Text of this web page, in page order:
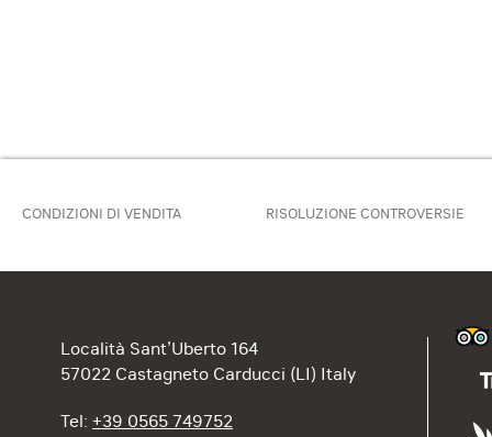
CONDIZIONI DI VENDITA RISOLUZIONE CONTROVERSIE
Località Sant’Uberto 164
57022 Castagneto Carducci (LI) Italy
Tel: +39 0565 749752